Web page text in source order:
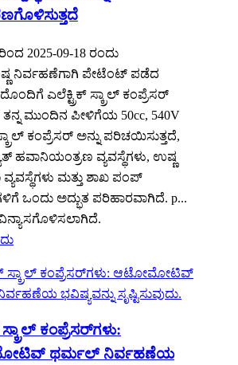
2025-09-18 ರಂದು
ನಿರ್ವಹಣೆಗಾಗಿ ಪೇಟೆಂಟ್ ಪಡೆದ
ಎಲೆಕ್ಟ್ರಿಕ್ ಸ್ಕ್ರಾಲ್ ಕಂಪ್ರೆಸರ್
ಮುಂದಿನ ಪೀಳಿಗೆಯ 50cc, 540V
ಕಂಪ್ರೆಸರ್ ಅನ್ನು ಪರಿಚಯಿಸುತ್ತದೆ,
ಹವಾನಿಯಂತ್ರಣ ವ್ಯವಸ್ಥೆಗಳು, ಉಷ್ಣ
ಮತ್ತು ಶಾಖ ಪಂಪ್
ಒಂದು ಅದ್ಭುತ ಪರಿಹಾರವಾಗಿದೆ. p...
ಕಂಪ್ರೆಸರ್‌ಗಳು:
ಥರ್ಮಲ್ ನಿರ್ವಹಣೆಯ